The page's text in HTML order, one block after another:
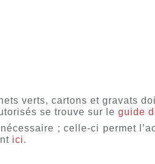
verts, cartons et gravats
se trouve sur leguide
; celle-ci permet
ici.